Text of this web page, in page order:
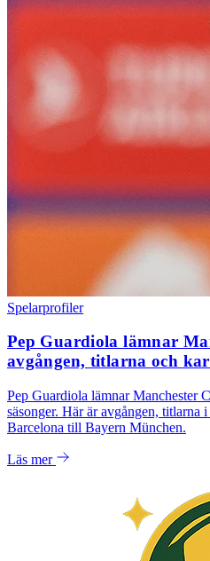
Spelarprofiler
Pep Guardiola lämnar
avgången, titlarna och
Pep Guardiola lämnar Manchester
säsonger. Här är avgången, titlarna
Barcelona till Bayern München.
Läs mer